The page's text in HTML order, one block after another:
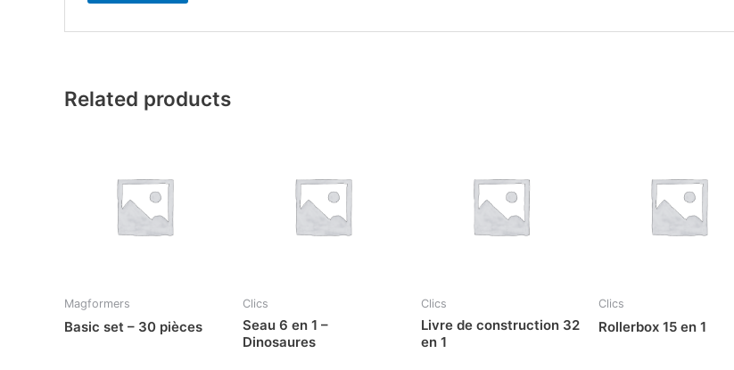
Related products
Magformers
Basic set – 30 pièces
Clics
Seau 6 en 1 –
Dinosaures
Clics
Livre de construction 32
en 1
Clics
Rollerbox 15 en 1